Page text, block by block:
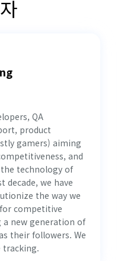
QA
product
gamers) aiming
and
technology of
decade, we have
the way we
competitive
new generation of
their followers. We
tracking.